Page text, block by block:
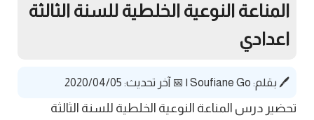
المناعة النوعية الخلطية للسنة الثالثة
اعدادي
🖊️ بقلم: Soufiane Go
| 📅 آخر تحديث: 2020/04/05
تحضير درس المناعة النوعية الخلطية للسنة الثالثة